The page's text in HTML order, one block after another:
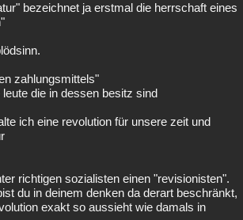
bezeichnet ja erstmal die herrschaft eines
zahlungsmittels"
die in dessen besitz sind
ich eine revolution für unsere zeit und
richtigen sozialisten einen "revisionisten".
du in deinem denken da derart beschränkt,
exakt so aussieht wie damals in